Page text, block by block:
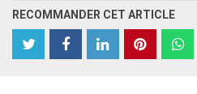
RECOMMANDER CET ARTICLE
partager
article
cet
article
cet
article
cet
article
partager
cet
article